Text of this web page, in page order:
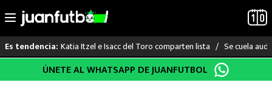
al
Es tendencia: Katia Itzel e Isacc del Toro comparten lista Se cuela
LO ÚLTIMOÚNETE AL WHATSAPP DE JUANFUTBOL